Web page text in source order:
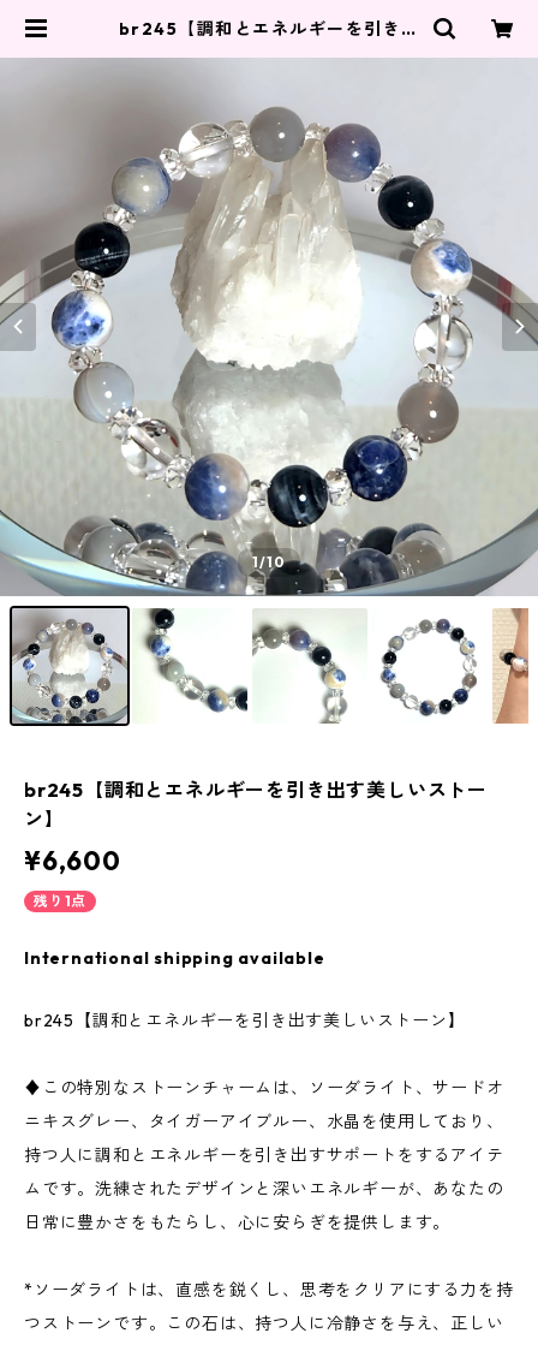
br245【調和とエネルギーを引き出
1/10
br245【調和とエネルギーを引き出す美しいストー
ン】
¥6,600
残り1点
International shipping available
br245【調和とエネルギーを引き出す美しいストーン】
♦この特別なストーンチャームは、ソーダライト、サードオ
ニキスグレー、タイガーアイブルー、水晶を使用しており、
持つ人に調和とエネルギーを引き出すサポートをするアイテ
ムです。洗練されたデザインと深いエネルギーが、あなたの
日常に豊かさをもたらし、心に安らぎを提供します。
*ソーダライトは、直感を鋭くし、思考をクリアにする力を持
つストーンです。この石は、持つ人に冷静さを与え、正しい